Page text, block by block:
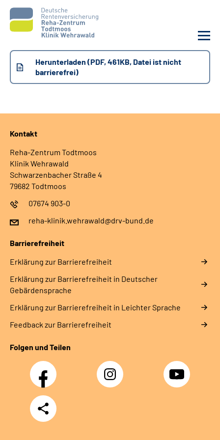
Unsere Klinik
Karriere
Sozialdienste & Zuweisende
Suche
Gebärdensprache
Herunterladen (PDF, 461KB, Datei ist nicht
barrierefrei)
Kontakt
Reha-Zentrum Todtmoos
Klinik Wehrawald
Schwarzenbacher Straße 4
79682 Todtmoos
07674 903-0
reha-klinik.wehrawald@drv-bund.de
Barrierefreiheit
Erklärung zur Barrierefreiheit
Erklärung zur Barrierefreiheit in Deutscher
Gebärdensprache
Erklärung zur Barrierefreiheit in Leichter Sprache
Feedback zur Barrierefreiheit
Folgen und Teilen
Facebook Instagram YouTube
Teilen